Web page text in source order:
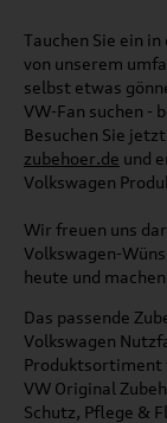
Tauchen Sie ein
von unserem
selbst etwas
VW-Fan suchen -
Besuchen Sie
zubehoer.de und
Volkswagen
Wir freuen uns
Volkswagen-
heute und
Das passende
Volkswagen
Produktsortiment
VW Original
Schutz, Pflege &